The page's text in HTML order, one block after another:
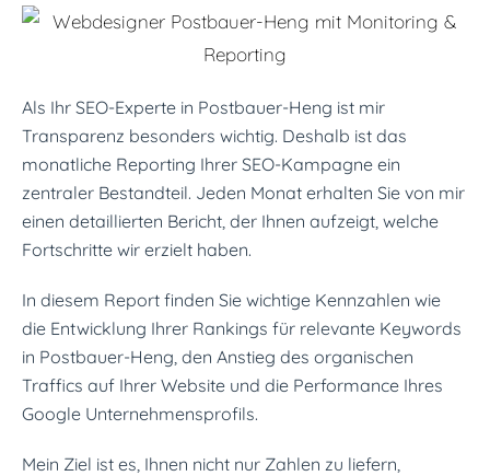
Als Ihr SEO-Experte in Postbauer-Heng ist mir
Transparenz besonders wichtig. Deshalb ist das
monatliche Reporting Ihrer SEO-Kampagne ein
zentraler Bestandteil. Jeden Monat erhalten Sie von mir
einen detaillierten Bericht, der Ihnen aufzeigt, welche
Fortschritte wir erzielt haben.
In diesem Report finden Sie wichtige Kennzahlen wie
die Entwicklung Ihrer Rankings für relevante Keywords
in Postbauer-Heng, den Anstieg des organischen
Traffics auf Ihrer Website und die Performance Ihres
Google Unternehmensprofils.
Mein Ziel ist es, Ihnen nicht nur Zahlen zu liefern,